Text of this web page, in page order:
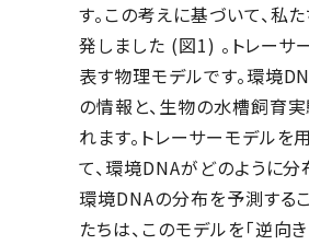
す。この考えに基づいて、私
発しました (図1) 。トレー
表す物理モデルです。環境
の情報と、生物の水槽飼育
れます。トレーサーモデル
て、環境DNAがどのように
環境DNAの分布を予測する
たちは、このモデルを「逆